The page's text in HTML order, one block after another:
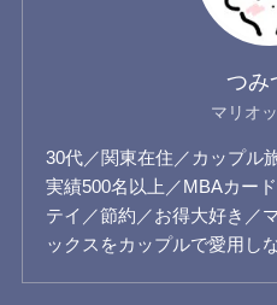
つみ
マリオ
30代／関東在住／カップル
実績500名以上／MBAカー
テイ／節約／お得大好き／
ックスをカップルで愛用し